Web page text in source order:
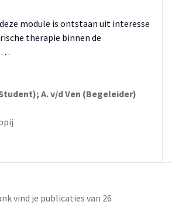
module is ontstaan uit interesse
therapie binnen de
…
A. v/d Ven (Begeleider)
vind je publicaties van 26